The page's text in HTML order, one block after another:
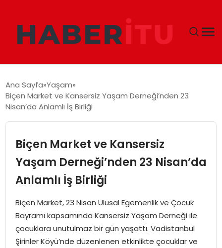
DÜNYA
SIYASET
TEKNOLOJI
EĞITIM
MAGAZIN
Ana Sayfa Yaşam
Biçen Market ve Kansersiz Yaşam Derneği’nden 23
Nisan’da Anlamlı İş Birliği
Biçen Market ve Kansersiz
Yaşam Derneği’nden 23 Nisan’da
Anlamlı İş Birliği
Biçen Market, 23 Nisan Ulusal Egemenlik ve Çocuk
Bayramı kapsamında Kansersiz Yaşam Derneği ile
çocuklara unutulmaz bir gün yaşattı. Vadistanbul
Şirinler Köyü’nde düzenlenen etkinlikte çocuklar ve